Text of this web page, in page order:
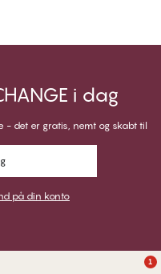
i dag
- det er gratis, nemt og skabt til
på din konto
1